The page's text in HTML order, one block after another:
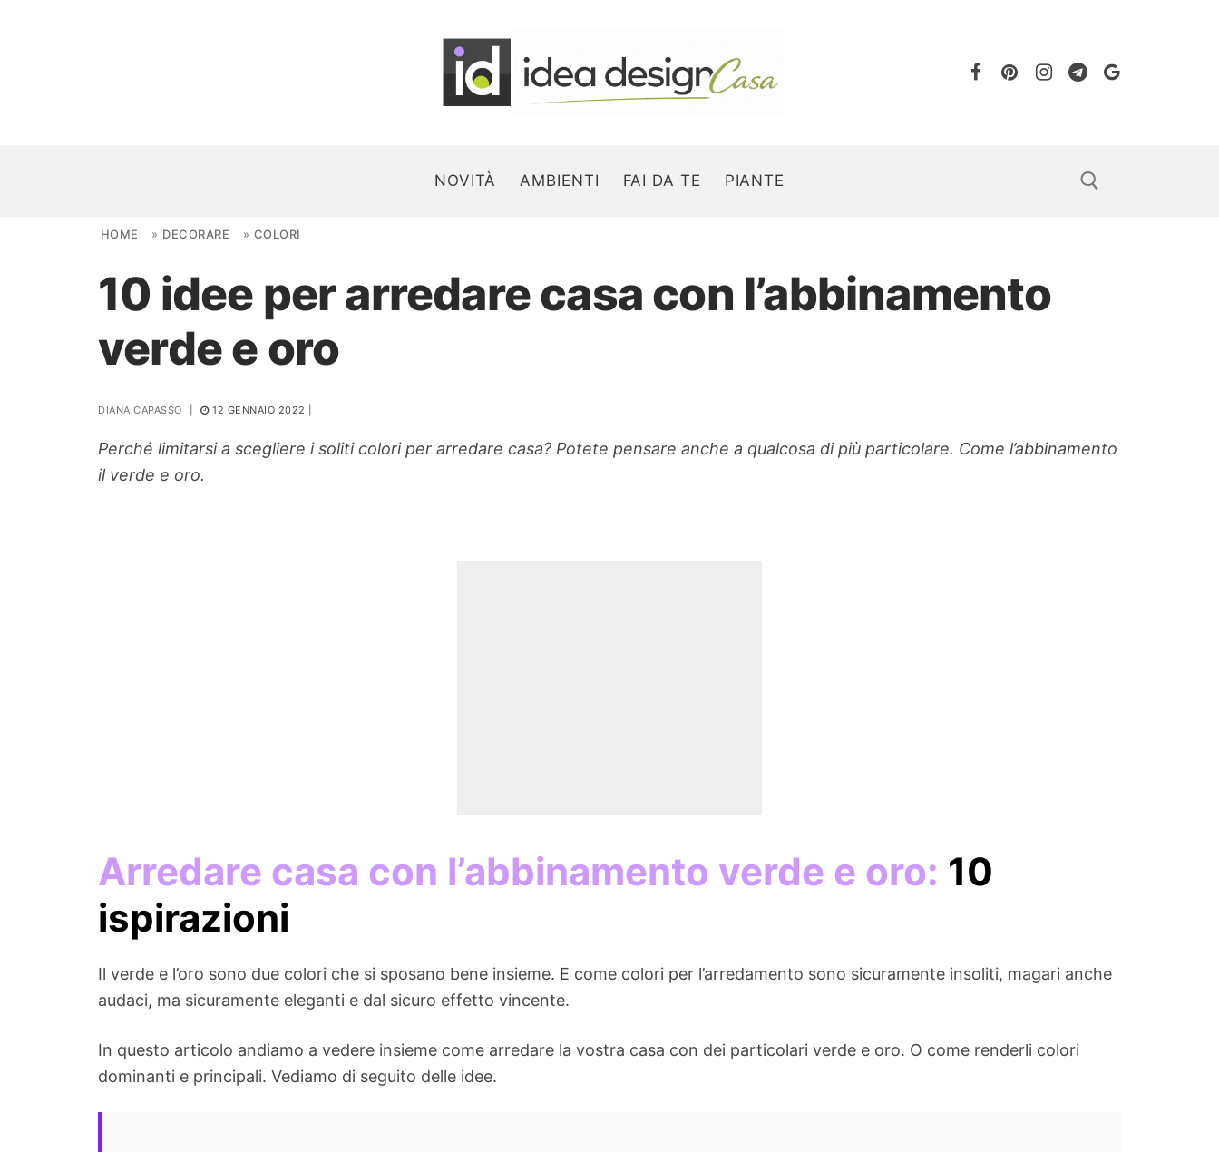
NOVITÀ AMBIENTI FAI DA TE PIANTE
Search for:
NOVITÀ
AMBIENTI
HOME » DECORARE » COLORI
10 idee per arredare casa con l’abbinamento
verde e oro
DIANA CAPASSO 12 GENNAIO 2022
Perché limitarsi a scegliere i soliti colori per arredare casa? Potete pensare anche a qualcosa di più particolare. Come l’abbinamento
il verde e oro.
Arredare casa con l’abbinamento verde e oro: 10
ispirazioni
Il verde e l’oro sono due colori che si sposano bene insieme. E come colori per l’arredamento sono sicuramente insoliti, magari anche
audaci, ma sicuramente eleganti e dal sicuro effetto vincente.
In questo articolo andiamo a vedere insieme come arredare la vostra casa con dei particolari verde e oro. O come renderli colori
dominanti e principali. Vediamo di seguito delle idee.